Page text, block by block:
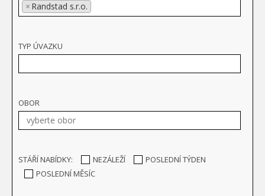
× Randstad s.r.o.
TYP ÚVAZKU
OBOR
STÁŘÍ NABÍDKY: NEZÁLEŽÍ
POSLEDNÍ TÝDEN
POSLEDNÍ MĚSÍC